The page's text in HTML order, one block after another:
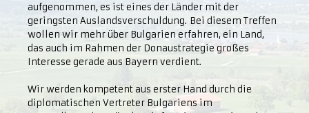
aufgenommen, es ist eines der Länder mit der
geringsten Auslandsverschuldung. Bei diesem Treffen
wollen wir mehr über Bulgarien erfahren, ein Land,
das auch im Rahmen der Donaustrategie großes
Interesse gerade aus Bayern verdient.
Wir werden kompetent aus erster Hand durch die
diplomatischen Vertreter Bulgariens im